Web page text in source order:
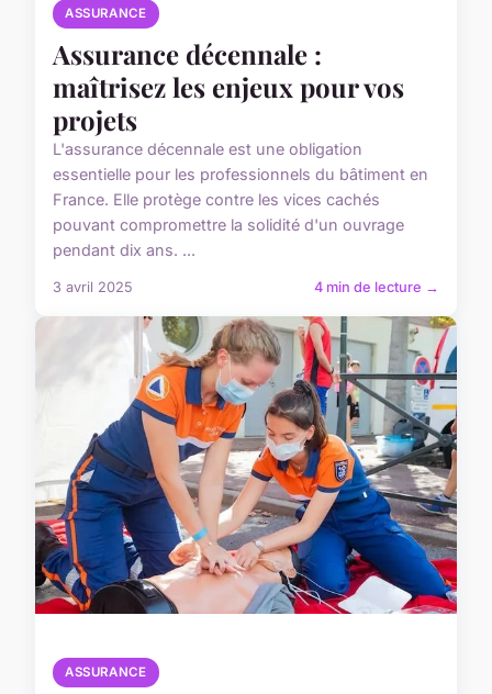
ASSURANCE
Assurance décennale :
maîtrisez les enjeux pour vos
projets
L'assurance décennale est une obligation
essentielle pour les professionnels du bâtiment en
France. Elle protège contre les vices cachés
pouvant compromettre la solidité d'un ouvrage
pendant dix ans. ...
3 avril 2025 4 min de lecture →
ASSURANCE